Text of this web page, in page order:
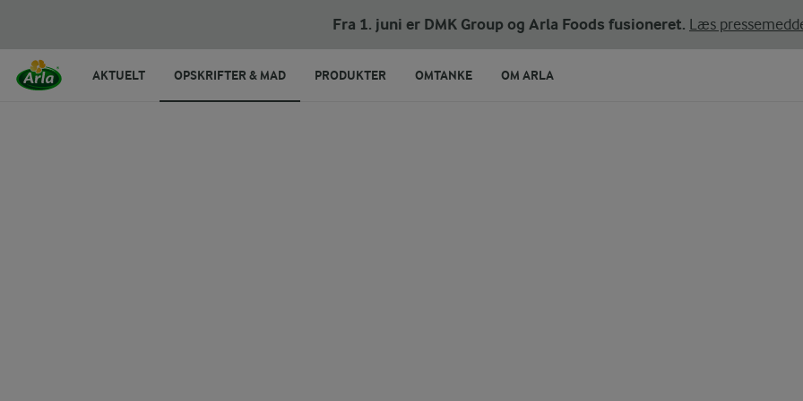
Fra 1. juni er DMK Group og Arla Foods fusioneret. Læs
AKTUELT OPSKRIFTER & MAD PRODUKTER OMTANKE OM ARLA